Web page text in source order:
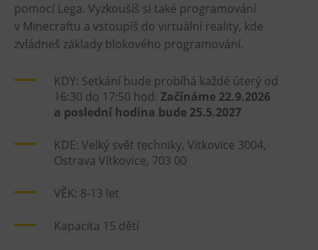
Ubytování
Hotel VP1
Letní tábory
Tematické dárkové poukazy
Pro školy
Kroužky pro děti
pomocí Lega. Vyzkoušíš si také programování
v Minecraftu a vstoupíš do virtuální reality, kde
zvládneš základy blokového programování.
KDY: Setkání bude probíhá každé úterý od
16:30 do 17:50 hod. Začínáme 22.9.2026
a poslední hodina bude 25.5.2027
KDE: Velký svět techniky, Vítkovice 3004,
Ostrava Vítkovice, 703 00
VĚK: 8-13 let
Kapacita 15 dětí